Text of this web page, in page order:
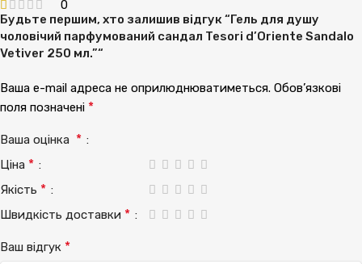
0
Будьте першим, хто залишив відгук “Гель для душу
чоловічий парфумований сандал Tesori d’Oriente Sandalo
Vetiver 250 мл.”“
Ваша e-mail адреса не оприлюднюватиметься. Обов’язкові
поля позначені *
Ваша оцінка *
Ціна *
Якість *
Швидкість доставки *
Ваш відгук *